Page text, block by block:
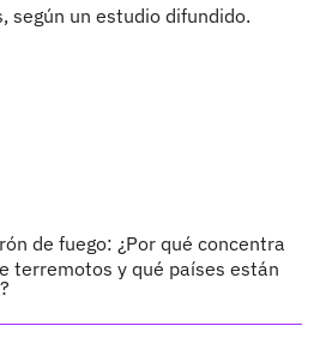
según un estudio difundido.
de fuego: ¿Por qué concentra
terremotos y qué países están